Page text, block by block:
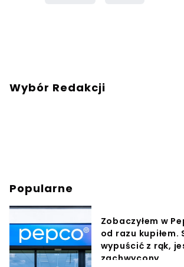
Wybór Redakcji
Popularne
Zobaczyłem w
od razu kupiłem.
wypuścić z rąk,
zachwycony